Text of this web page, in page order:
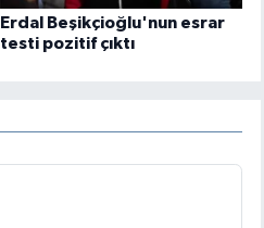
Erdal Beşikçioğlu'nun esrar
testi pozitif çıktı